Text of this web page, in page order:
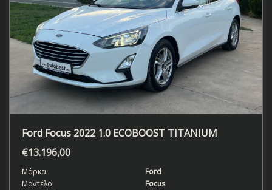
Ford Focus 2022 1.0 ECOBOOST TITANIUM
€13.196,00
Μάρκα
Ford
Μοντέλο
Focus